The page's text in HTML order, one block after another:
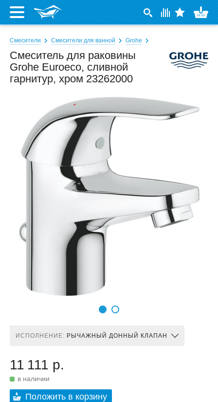
Смесители Смесители для ванной Grohe
Смеситель для раковины
Grohe Euroeco, сливной
гарнитур, хром 23262000
ИСПОЛНЕНИЕ: РЫЧАЖНЫЙ ДОННЫЙ КЛАПАН
11 111 р.
в наличии
Положить в корзину